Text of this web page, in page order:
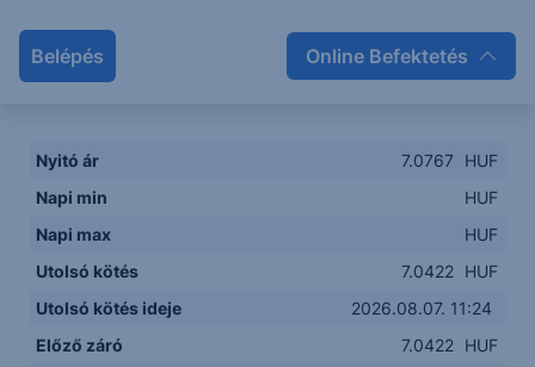
Belépés Online Befektetés
Piaci információk
Nyitó ár 7.0767
HUF
Napi min
HUF
Napi max
HUF
Utolsó kötés
7.0422 HUF
Utolsó kötés ideje
2026.08.07. 11:24
Előző záró
7.0422 HUF